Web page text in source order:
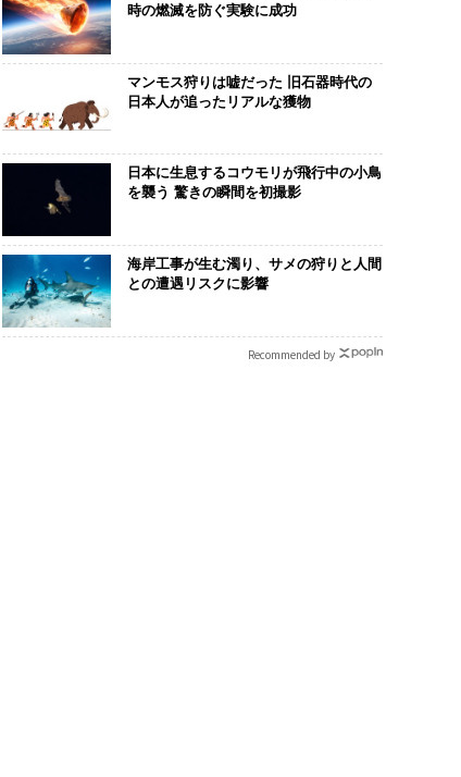
る人のAI〜AI時
パラダイムシフ
個別化」の核心
ウェルスナビ
〈7.25(土)開催〉5年後
のキャリアに「戦略」は
あるか。トップエグゼク
る1日│CAREER SUMMI
目先の転職で
年後の価値」
時の燃滅を防ぐ実験に成功
マンモス狩りは嘘だった 旧石器時代の
日本人が追ったリアルな獲物
日本に生息するコウモリが飛行中の小鳥
を襲う 驚きの瞬間を初撮影
海岸工事が生む濁り、サメの狩りと人間
との遭遇リスクに影響
Recommended by